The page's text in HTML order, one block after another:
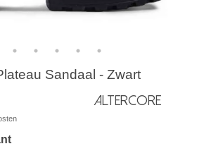
Sandaal - Zwart
Altercore